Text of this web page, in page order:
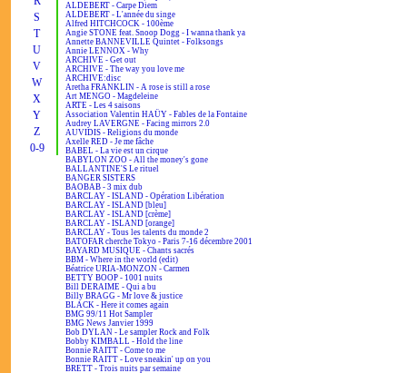
S
T
U
V
W
X
Y
Z
0-9
ALDEBERT - Carpe Diem
ALDEBERT - L'année du singe
Alfred HITCHCOCK - 100ème
Angie STONE feat. Snoop Dogg - I wanna thank ya
Annette BANNEVILLE Quintet - Folksongs
Annie LENNOX - Why
ARCHIVE - Get out
ARCHIVE - The way you love me
ARCHIVE:disc
Aretha FRANKLIN - A rose is still a rose
Art MENGO - Magdeleine
ARTE - Les 4 saisons
Association Valentin HAÜY - Fables de la Fontaine
Audrey LAVERGNE - Facing mirrors 2.0
AUVIDIS - Religions du monde
Axelle RED - Je me fâche
BABEL - La vie est un cirque
BABYLON ZOO - All the money's gone
BALLANTINE'S Le rituel
BANGER SISTERS
BAOBAB - 3 mix dub
BARCLAY - ISLAND - Opération Libération
BARCLAY - ISLAND [bleu]
BARCLAY - ISLAND [crème]
BARCLAY - ISLAND [orange]
BARCLAY - Tous les talents du monde 2
BATOFAR cherche Tokyo - Paris 7-16 décembre 2001
BAYARD MUSIQUE - Chants sacrés
BBM - Where in the world (edit)
Béatrice URIA-MONZON - Carmen
BETTY BOOP - 1001 nuits
Bill DERAIME - Qui a bu
Billy BRAGG - Mr love & justice
BLACK - Here it comes again
BMG 99/11 Hot Sampler
BMG News Janvier 1999
Bob DYLAN - Le sampler Rock and Folk
Bobby KIMBALL - Hold the line
Bonnie RAITT - Come to me
Bonnie RAITT - Love sneakin' up on you
BRETT - Trois nuits par semaine